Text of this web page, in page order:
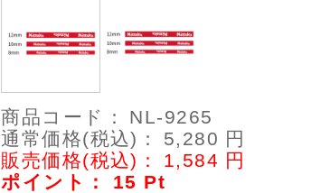
商品コード：
NL-9265
通常価格(税込)：
5,280 円
販売価格(税込)：
1,584 円
ポイント： 15 Pt